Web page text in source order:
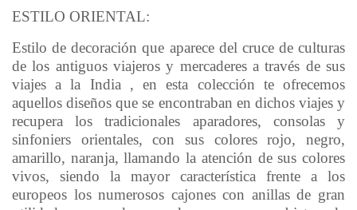
ESTILO ORIENTAL:
Estilo de decoración que aparece del cruce de culturas
de los antiguos viajeros y mercaderes a través de sus
viajes a la India , en esta colección te ofrecemos
aquellos diseños que se encontraban en dichos viajes y
recupera los tradicionales aparadores, consolas y
sinfoniers orientales, con sus colores rojo, negro,
amarillo, naranja, llamando la atención de sus colores
vivos, siendo la mayor característica frente a los
europeos los numerosos cajones con anillas de gran